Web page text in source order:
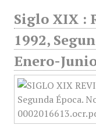
Siglo XIX :
1992,
Enero-